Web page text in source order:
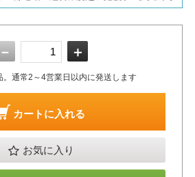
－ ＋
。通常2～4営業日以内に発送します
カートに入れる
お気に入り